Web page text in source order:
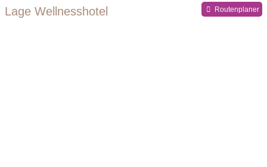
Lage Wellnesshotel Routenplaner